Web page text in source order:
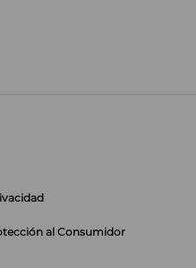
al Consumidor